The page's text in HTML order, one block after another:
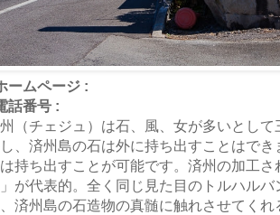
ームページ :
話番号 :
（チェジュ）は石、風、女が多いとし
、済州島の石は外に持ち出すことはで
持ち出すことが可能です。済州の加工
が代表的。全く同じ見た目のトルハル
済州島の石造物の真髄に触れさせてく